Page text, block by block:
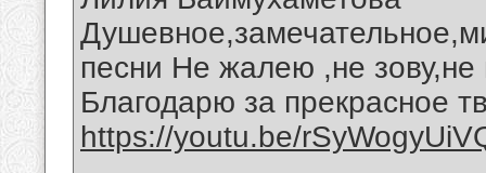
песни Не жалею ,не
Благодарю за прекрасное
https://youtu.be/